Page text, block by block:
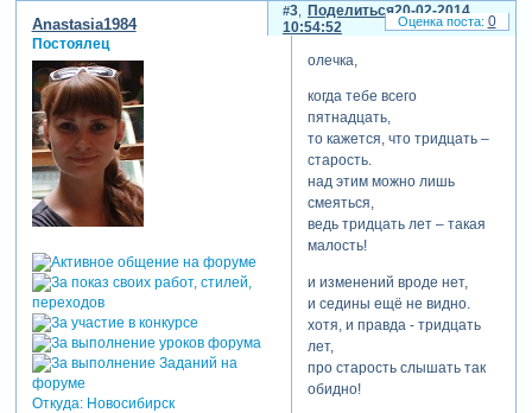
Поделиться
3
20-02-2014
10:54:52
Anastasia1984
Постоялец
Откуда:Новосибирск
олечка,
когда тебе всего
пятнадцать,
то кажется, что тридцать –
старость.
над этим можно лишь
смеяться,
ведь тридцать лет – такая
малость!
и изменений вроде нет,
и седины ещё не видно.
хотя, и правда - тридцать
лет,
про старость слышать так
обидно!
0